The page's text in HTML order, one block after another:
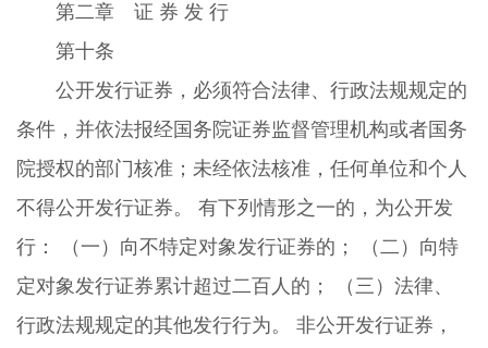
第二章 证 券 发 行
第十条
公开发行证券，必须符合法律、行政法规规定的
条件，并依法报经国务院证券监督管理机构或者国务
院授权的部门核准；未经依法核准，任何单位和个人
不得公开发行证券。 有下列情形之一的，为公开发
行： （一）向不特定对象发行证券的； （二）向特
定对象发行证券累计超过二百人的； （三）法律、
行政法规规定的其他发行行为。 非公开发行证券，